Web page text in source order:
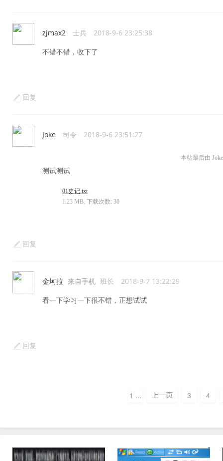
zjmax2 士兵 2018-9-6 23:25:38
不错不错，收下了
回复
Joke 司令 2018-9-6 23:51:27
本帖最后由
测试测试
01史记.txt
1.23 MB, 下载次数: 30
回复
金坷拉 来自手机 班长 2018-9-7 13:22:29
看一下学习一下很不错，正想试试
回复
1 ... 3 4